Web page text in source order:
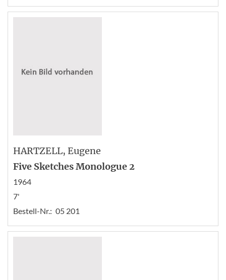
HARTZELL, Eugene
Five Sketches Monologue 2
1964
7'
Bestell-Nr.: 05 201